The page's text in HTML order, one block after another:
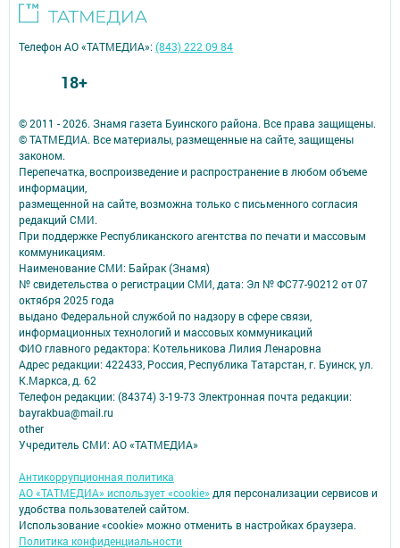
© 2011 - 2026. Знамя газета Буинского района. Все права защищены.
© ТАТМЕДИА. Все материалы, размещенные на сайте, защищены
законом.
Перепечатка, воспроизведение и распространение в любом объеме
информации,
размещенной на сайте, возможна только с письменного согласия
редакций СМИ.
При поддержке Республиканского агентства по печати и массовым
коммуникациям.
Наименование СМИ: Байрак (Знамя)
№ свидетельства о регистрации СМИ, дата: Эл № ФС77-90212 от 07
октября 2025 года
выдано Федеральной службой по надзору в сфере связи,
информационных технологий и массовых коммуникаций
ФИО главного редактора: Котельникова Лилия Ленаровна
Адрес редакции: 422433, Россия, Республика Татарстан, г. Буинск, ул.
К.Маркса, д. 62
Телефон редакции: (84374) 3-19-73 Электронная почта редакции:
bayrakbua@mail.ru
other
Учредитель СМИ: АО «ТАТМЕДИА»
Антикоррупционная политика
АО «ТАТМЕДИА» использует «cookie»для персонализации сервисов и
удобства пользователей сайтом.
Использование «cookie» можно отменить в настройках браузера.
Политика конфиденциальности
Телефон АО «ТАТМЕДИА»:(843) 222 09 84
18+